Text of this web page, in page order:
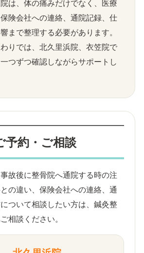
は、体の痛みだけでなく、医療
険会社への連絡、通院記録、仕
まで整理する必要があります。
りでは、北久里浜院、衣笠院で
つずつ確認しながらサポートし
予約・ご相談
故後に整骨院へ通院する時の注
の違い、保険会社への連絡、通
ついて相談したい方は、鍼灸整
相談ください。